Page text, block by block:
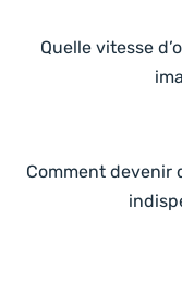
Quelle vitesse
Comment devenir